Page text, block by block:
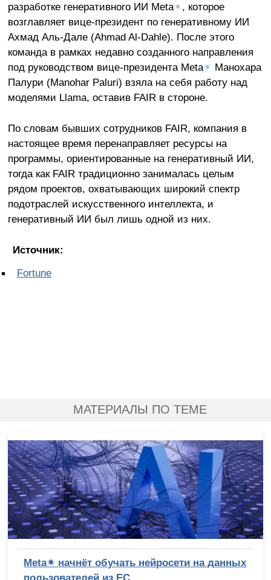
разработке генеративного ИИ Meta✴, которое
возглавляет вице-президент по генеративному ИИ
Ахмад Аль-Дале (Ahmad Al-Dahle). После этого
команда в рамках недавно созданного направления
под руководством вице-президента Meta✴ Манохара
Палури (Manohar Paluri) взяла на себя работу над
моделями Llama, оставив FAIR в стороне.
По словам бывших сотрудников FAIR, компания в
настоящее время перенаправляет ресурсы на
программы, ориентированные на генеративный ИИ,
тогда как FAIR традиционно занималась целым
рядом проектов, охватывающих широкий спектр
подотраслей искусственного интеллекта, и
генеративный ИИ был лишь одной из них.
Источник:
Fortune
МАТЕРИАЛЫ ПО ТЕМЕ
Meta✴ начнёт обучать нейросети на данных
пользователей из ЕС